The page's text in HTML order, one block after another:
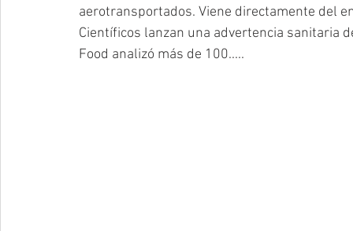
aerotransportados. Viene directamente del
Científicos lanzan una advertencia sanitaria
Food analizó más de 100.....